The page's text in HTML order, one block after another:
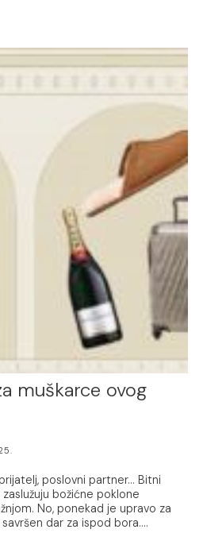
muškarce ovog
poslovni partner... Bitni
božićne poklone
No, ponekad je upravo za
dar za ispod bora....